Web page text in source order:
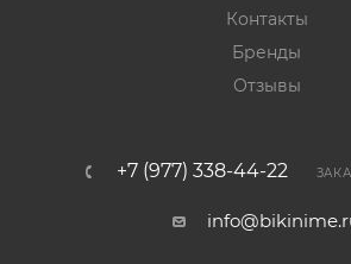
Контакты
Бренды
Отзывы
+7 (977) 338-44-22